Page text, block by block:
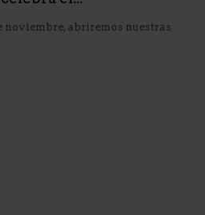
noviembre, abriremos nuestras